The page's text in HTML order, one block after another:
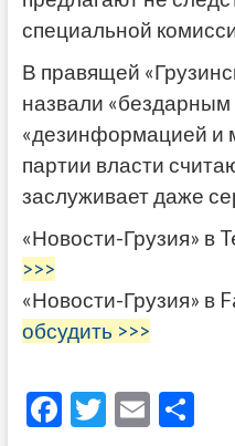
специальной
В правящей
назвали «бездарным
«дезинформацией и
партии власти
заслуживает даже
«Новости-Грузия» в
>>>
«Новости-Грузия» в
обсудить >>>
F T E О